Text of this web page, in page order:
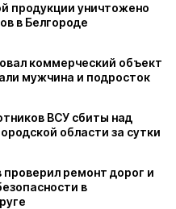
продукции уничтожено
в Белгороде
коммерческий объект
мужчина и подросток
ВСУ сбиты над
области за сутки
ремонт дорог и
в